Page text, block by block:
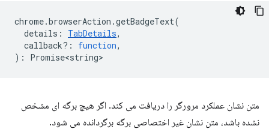
chrome.browserAction .getBadgeText(
details : TabDetails,
callback? : function,
) : Promise<string>
متن نشان عملکرد مرورگر را دریافت می کند. اگر هیچ برگه ای مشخص
نشده باشد، متن نشان غیر اختصاصی برگه برگردانده می شود.